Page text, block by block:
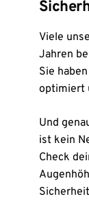
Viele
Jahren
Sie
optimiert
Und
ist kein
Check